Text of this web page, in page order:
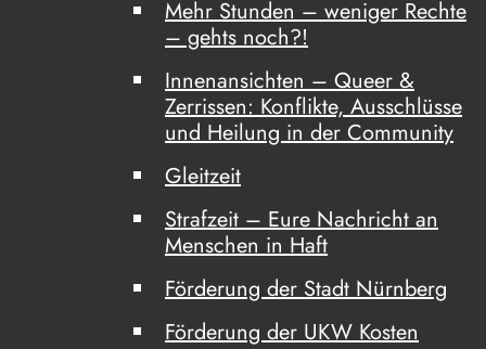
Mehr Stunden – weniger Rechte
– gehts noch?!
Innenansichten – Queer &
Zerrissen: Konflikte, Ausschlüsse
und Heilung in der Community
Gleitzeit
Strafzeit – Eure Nachricht an
Menschen in Haft
Förderung der Stadt Nürnberg
Förderung der UKW Kosten